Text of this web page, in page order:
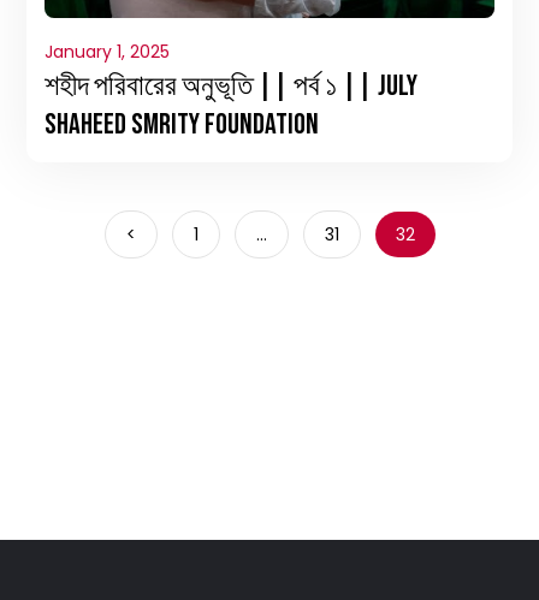
January 1, 2025
শহীদ পরিবারের অনুভূতি || পর্ব ১ || July
Shaheed Smrity Foundation
< 1 … 31 32